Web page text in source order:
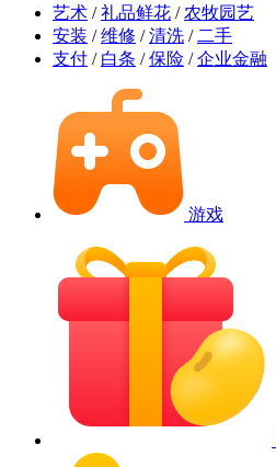
艺术 / 礼品鲜花 / 农牧园艺
安装 / 维修 / 清洗 / 二手
支付 / 白条 / 保险 / 企业金融
游戏